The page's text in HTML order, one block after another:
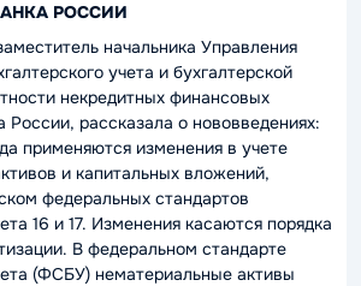
РОССИИ
начальника Управления
учета и бухгалтерской
некредитных финансовых
России, рассказала о нововведениях:
применяются изменения в учете
и капитальных вложений,
федеральных стандартов
16 и 17. Изменения касаются порядка
В федеральном стандарте
(ФСБУ) нематериальные активы